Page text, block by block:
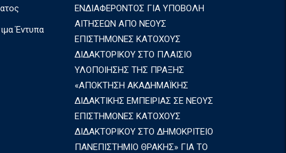
Έντυπα
ΕΝΔΙΑΦΕΡΟΝΤΟΣ ΓΙΑ ΥΠΟΒΟΛΗ
ΑΙΤΗΣΕΩΝ ΑΠΟ ΝΕΟΥΣ
ΕΠΙΣΤΗΜΟΝΕΣ ΚΑΤΟΧΟΥΣ
ΔΙΔΑΚΤΟΡΙΚΟΥ ΣΤΟ ΠΛΑΙΣΙΟ
ΥΛΟΠΟΙΗΣΗΣ ΤΗΣ ΠΡΑΞΗΣ
«ΑΠΟΚΤΗΣΗ ΑΚΑΔΗΜΑΪΚΗΣ
ΔΙΔΑΚΤΙΚΗΣ ΕΜΠΕΙΡΙΑΣ ΣΕ ΝΕΟΥΣ
ΕΠΙΣΤΗΜΟΝΕΣ ΚΑΤΟΧΟΥΣ
ΔΙΔΑΚΤΟΡΙΚΟΥ ΣΤΟ ΔΗΜΟΚΡΙΤΕΙΟ
ΠΑΝΕΠΙΣΤΗΜΙΟ ΘΡΑΚΗΣ» ΓΙΑ ΤΟ